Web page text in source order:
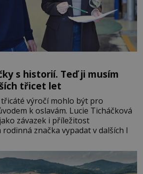
s historií. Teď ji musím
třicet let
výročí mohlo být pro
k oslavám. Lucie Ticháčková
závazek i příležitost
značka vypadat v dalších l